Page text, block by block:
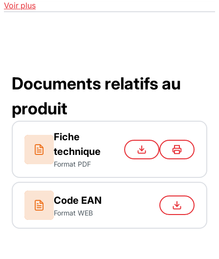
Voir plus
Documents relatifs au
produit
Fiche
technique
Format PDF
Code EAN
Format WEB